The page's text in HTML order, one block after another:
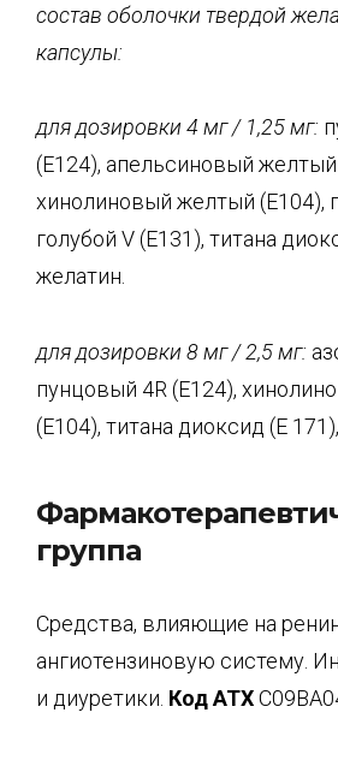
состав оболочки твердой
капсулы:
для дозировки 4 мг / 1,25 мг:
(Е124), апельсиновый
хинолиновый желтый (Е104),
голубой V (Е131), титана
желатин.
для дозировки 8 мг / 2,5 мг:
пунцовый 4R (Е124),
(Е104), титана диоксид (Е
группа
Средства, влияющие на
ангиотензиновую систему.
и диуретики. КодATX